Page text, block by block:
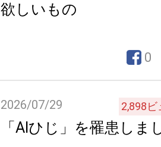
欲しいもの
0
2026/07/29 2,898ビ
「AIひじ」を罹患しま